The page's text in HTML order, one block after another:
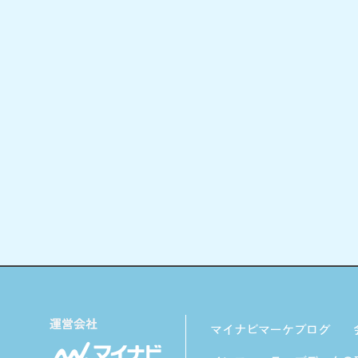
マイナビマーケブログ